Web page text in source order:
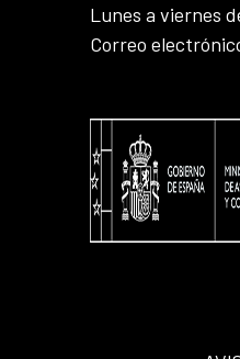
Lunes a viernes
Correo